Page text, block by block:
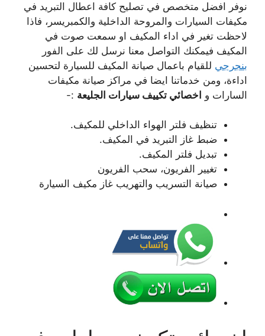
نوفر افضل متخصص في تصليح كافة اعطال التبريد في
مكيفات السيارات والمروحة الداخلية والكمبريسر، فاذا
لاحظت تغير في اداء المكيف او سمعت صوت في
المكيف فيمكنك التواصل معنا نرسل لك على الفور
بنجرجي للقيام باعمال صيانة المكيف للسيارة لتحسين
اداءة، ومن خدماتنا ايضا في مراكز صيانة مكيفات
السارات و اخصائي تكييف سيارات الجليعة :-
تنظيف فلتر الهواء الداخلي للمكيف.
ضبط غاز التبريد في المكيف.
تبديل فلتر المكيف.
تغيير الفريون، سحب الفريون
صيانة التسريب والتهريب غاز مكيف السيارة